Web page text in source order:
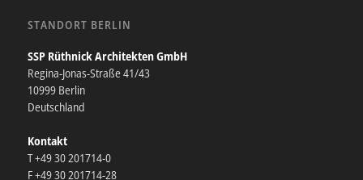
STANDORT BERLIN
SSP Rüthnick Architekten GmbH
Regina-Jonas-Straße 41/43
10999 Berlin
Deutschland
Kontakt
T +49 30 201714-0
F +49 30 201714-28